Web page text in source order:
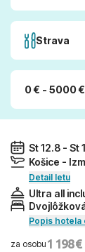
Strava
0 € - 5000 €
St 12.8 - St
Košice -
Detail letu
Ultra all
Popis hotela
za osobu 1 198 €